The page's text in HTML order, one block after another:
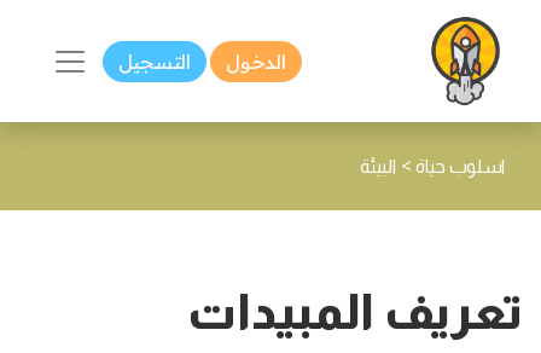
الدخول التسجيل
اسلوب حياة > البيئة
تعريف المبيدات